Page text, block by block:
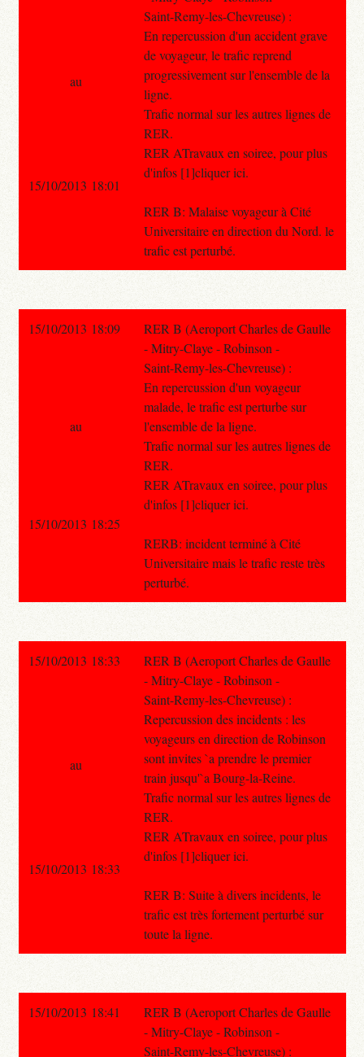
Saint-Remy-les-Chevreuse) :
En repercussion d'un accident grave
de voyageur, le trafic reprend
progressivement sur l'ensemble de la
ligne.
Trafic normal sur les autres lignes de
RER.
RER ATravaux en soiree, pour plus
d'infos [1]cliquer ici.
RER B: Malaise voyageur à Cité
Universitaire en direction du Nord. le
trafic est perturbé.
au
15/10/2013 18:01
15/10/2013 18:09
RER B (Aeroport Charles de Gaulle
- Mitry-Claye - Robinson -
Saint-Remy-les-Chevreuse) :
En repercussion d'un voyageur
malade, le trafic est perturbe sur
l'ensemble de la ligne.
Trafic normal sur les autres lignes de
RER.
RER ATravaux en soiree, pour plus
d'infos [1]cliquer ici.
RERB: incident terminé à Cité
Universitaire mais le trafic reste très
perturbé.
au
15/10/2013 18:25
15/10/2013 18:33
RER B (Aeroport Charles de Gaulle
- Mitry-Claye - Robinson -
Saint-Remy-les-Chevreuse) :
Repercussion des incidents : les
voyageurs en direction de Robinson
sont invites `a prendre le premier
train jusqu'`a Bourg-la-Reine.
Trafic normal sur les autres lignes de
RER.
RER ATravaux en soiree, pour plus
d'infos [1]cliquer ici.
RER B: Suite à divers incidents, le
trafic est très fortement perturbé sur
toute la ligne.
au
15/10/2013 18:33
15/10/2013 18:41
RER B (Aeroport Charles de Gaulle
- Mitry-Claye - Robinson -
Saint-Remy-les-Chevreuse) :